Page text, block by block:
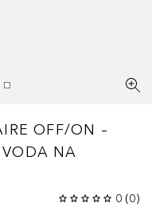
OFF/ON –
NA
0 (0)